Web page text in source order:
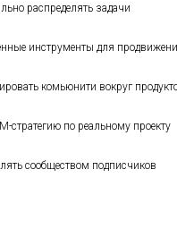
распределять задачи
инструменты для
комьюнити вокруг
стратегию по реальному проекту
сообществом подписчиков